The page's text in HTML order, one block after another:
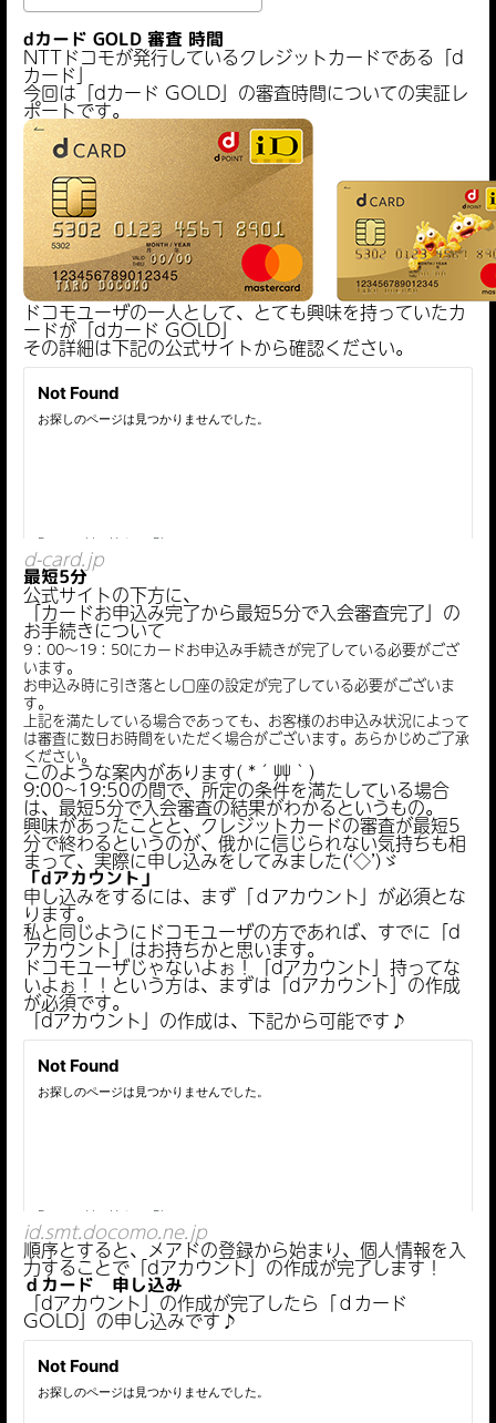
dカード GOLD 審査 時間
NTTドコモが発行しているクレジットカードである「d
カード」
今回は「dカード GOLD」の審査時間についての実証レ
ポートです。
ドコモユーザの一人として、とても興味を持っていたカ
ードが「dカード GOLD」
その詳細は下記の公式サイトから確認ください。
d-card.jp
最短5分
公式サイトの下方に、
「カードお申込み完了から最短5分で入会審査完了」の
お手続きについて
9：00～19：50にカードお申込み手続きが完了している必要がござ
います。
お申込み時に引き落とし口座の設定が完了している必要がございま
す。
上記を満たしている場合であっても、お客様のお申込み状況によって
は審査に数日お時間をいただく場合がございます。あらかじめご了承
ください。
このような案内があります( *´艸｀)
9:00~19:50の間で、所定の条件を満たしている場合
は、最短5分で入会審査の結果がわかるというもの。
興味があったことと、クレジットカードの審査が最短5
分で終わるというのが、俄かに信じられない気持ちも相
まって、実際に申し込みをしてみました(‘◇’)ゞ
「dアカウント」
申し込みをするには、まず「ｄアカウント」が必須とな
ります。
私と同じようにドコモユーザの方であれば、すでに「d
アカウント」はお持ちかと思います。
ドコモユーザじゃないよぉ！「dアカウント」持ってな
いよぉ！！という方は、まずは「dアカウント」の作成
が必須です。
「dアカウント」の作成は、下記から可能です♪
id.smt.docomo.ne.jp
順序とすると、メアドの登録から始まり、個人情報を入
力することで「dアカウント」の作成が完了します！
ｄカード 申し込み
「dアカウント」の作成が完了したら「ｄカード
GOLD」の申し込みです♪